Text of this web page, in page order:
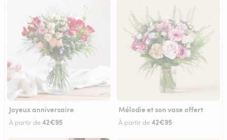
Joyeux anniversaire
À partir de42€95
Mélodie et son vase offert
À partir de42€95